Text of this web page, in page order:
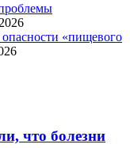
опасности «пищевого
что болезни